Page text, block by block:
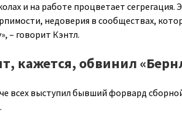
и на работе процветает сегрегация.
недоверия в сообществах,
– говорит Кэнтл.
кажется, обвинил
всех выступил бывший форвард